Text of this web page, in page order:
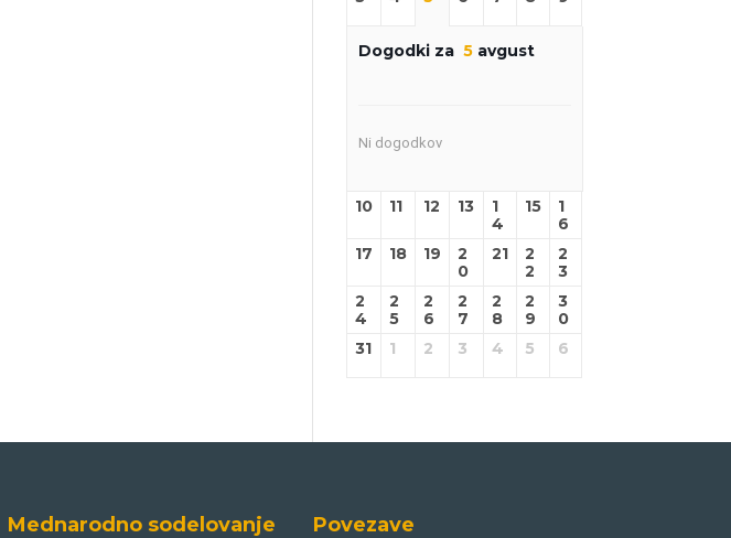
Dogodki za 5avgust
Ni dogodkov
10 11 12 13
1
4
15
1
6
17
18 19
2
0
21
2
2
2
3
2
4
2
5
2
6
2
7
2
8
2
9
3
0
31
1 2 3 4 5 6
Mednarodno sodelovanje Povezave